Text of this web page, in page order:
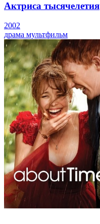
Актриса тысячелетия
2002
драма мультфильм